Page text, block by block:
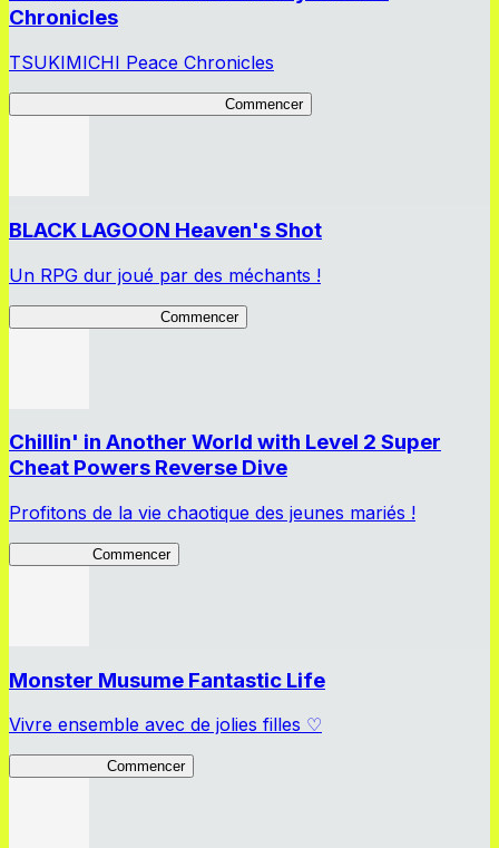
Chronicles
TSUKIMICHI Peace Chronicles
Commencer
BLACK LAGOON Heaven's Shot
Un RPG dur joué par des méchants !
Commencer
Chillin' in Another World with Level 2 Super
Cheat Powers Reverse Dive
Profitons de la vie chaotique des jeunes mariés !
Commencer
Monster Musume Fantastic Life
Vivre ensemble avec de jolies filles ♡
Commencer